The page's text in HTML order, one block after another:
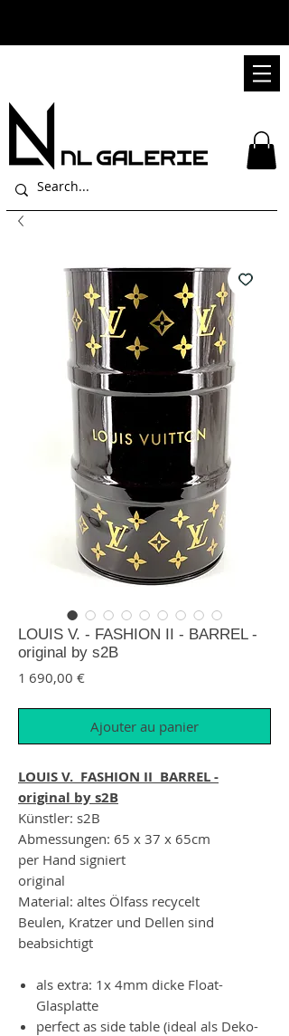
LOUIS V. - FASHION II - BARREL -
original by s2B
1 690,00 €Prix
Ajouter au panier
LOUIS V. FASHION II BARREL -
original by s2B
Künstler: s2B
Abmessungen: 65 x 37 x 65cm
per Hand signiert
original
Material: altes Ölfass recycelt
Beulen, Kratzer und Dellen sind
beabsichtigt
als extra: 1x 4mm dicke Float-
Glasplatte
perfect as side table (ideal als Deko-